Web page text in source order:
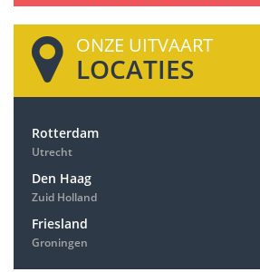
ONZE UITVAART
LOCATIES
Rotterdam
Utrecht
Den Haag
Zuid Holland
Friesland
Groningen